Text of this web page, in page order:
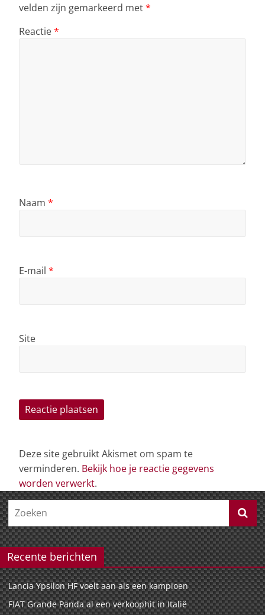
velden zijn gemarkeerd met*
Reactie*
Naam *
E-mail *
Site
Deze site gebruikt Akismet om spam te
verminderen. Bekijk hoe je reactie gegevens
worden verwerkt.
Recente berichten
Lancia Ypsilon HF voelt aan als een kampioen
FIAT Grande Panda al een verkoophit in Italië